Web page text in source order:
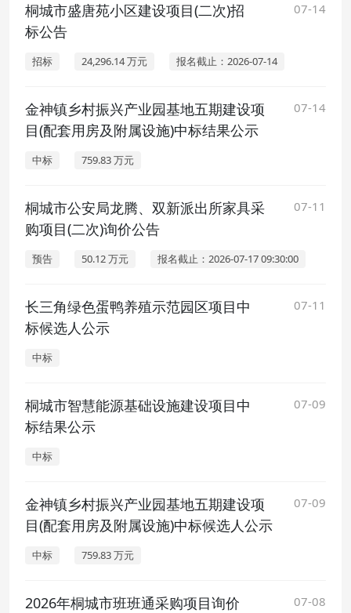
桐城市盛唐苑小区建设项目(二次)招
标公告
07-14
招标 24,296.14 万元 报名截止：2026-07-14
金神镇乡村振兴产业园基地五期建设项
目(配套用房及附属设施)中标结果公示
07-14
中标 759.83 万元
桐城市公安局龙腾、双新派出所家具采
购项目(二次)询价公告
07-11
预告 50.12 万元 报名截止：2026-07-17 09:30:00
长三角绿色蛋鸭养殖示范园区项目中
标候选人公示
07-11
中标
桐城市智慧能源基础设施建设项目中
标结果公示
07-09
中标
金神镇乡村振兴产业园基地五期建设项
目(配套用房及附属设施)中标候选人公示
07-09
中标 759.83 万元
2026年桐城市班班通采购项目询价
07-08